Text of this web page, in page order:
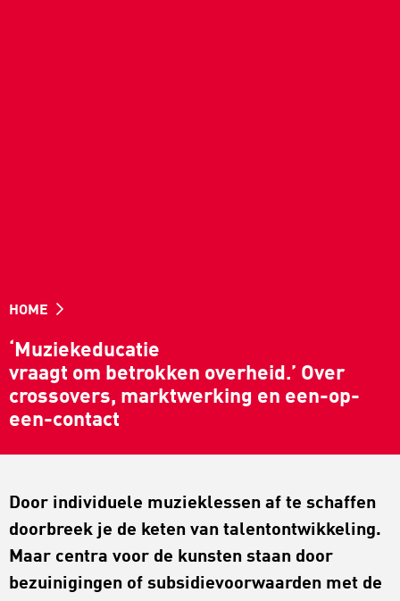
HOME
‘Muziekeducatie
vraagt om betrokken overheid.’ Over
crossovers, marktwerking en een-op-
een-contact
Door individuele muzieklessen af te schaffen
doorbreek je de keten van talentontwikkeling.
Maar centra voor de kunsten staan door
bezuinigingen of subsidievoorwaarden met de